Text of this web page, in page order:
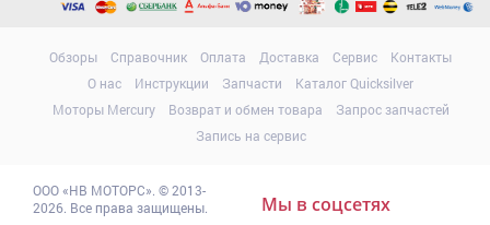
Обзоры Справочник Оплата Доставка Сервис
Контакты
О нас
Инструкции Запчасти
Каталог Quicksilver
Моторы Mercury
Возврат и обмен товара
Запрос запчастей
Запись на сервис
ООО«НВ МОТОРС» © 2013-
2026. Все права защищены.
Мы в соцсетях